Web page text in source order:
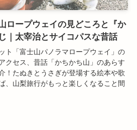
ロープウェイの見どころと『か
｜太宰治とサイコパスな昔話
ト「富士山パノラマロープウェイ」の
クセス、昔話「かちかち山」のあらす
！たぬきとうさぎが登場する絵本や歌
、山梨旅行がもっと楽しくなること間